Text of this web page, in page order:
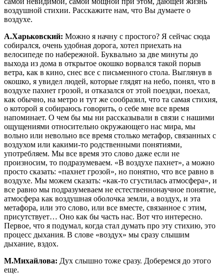
воздушной стихии. Расскажите нам, что Вы думаете о
воздухе.
А.Харьковский: Можно я начну с простого? Я сейчас сюда
собирался, очень удобная дорога, хотел приехать на
велосипеде по набережной. Буквально за две минуты до
выхода из дома в открытое окошко ворвался такой порыв
ветра, как в кино, снес все с письменного стола. Выглянув в
окошко, я увидел людей, которые глядят на небо, понял, что в
воздухе пахнет грозой, и отказался от этой поездки, поехал,
как обычно, на метро и тут же сообразил, что та самая стихия,
о которой я собираюсь говорить, о себе мне все время
напоминает. О чем бы мы ни рассказывали в связи с нашими
ощущениями относительно окружающего нас мира, мы
вольно или невольно все время столько метафор, связанных с
воздухом или какими-то родственными понятиями,
употребляем. Мы все время это слово даже если не
произносим, то подразумеваем. «В воздухе пахнет», а можно
просто сказать: «пахнет грозой», но понятно, что все равно в
воздухе. Мы можем сказать: «как-то сгустилась атмосфера», и
все равно мы подразумеваем не естественнонаучное понятие,
атмосфера как воздушная оболочка земли, а воздух, и эта
метафора, или это слово, или все вместе, связанное с этим,
присутствует… Оно как бы часть нас. Вот что интересно.
Первое, что я подумал, когда стал думать про эту стихию, это
процесс дыхания. В слове «воздух» мы сразу слышим
дыхание, вздох.
М.Михайлова: Дух слышно тоже сразу. Доберемся до этого
еще.